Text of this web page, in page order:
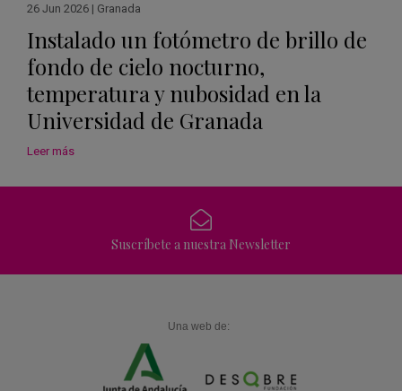
26 Jun 2026 | Granada
Instalado un fotómetro de brillo de
fondo de cielo nocturno,
temperatura y nubosidad en la
Universidad de Granada
Leer más
Suscríbete a nuestra Newsletter
Una web de: